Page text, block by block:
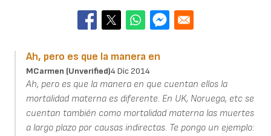
Ah, pero es que la manera en
MCarmen (unverified)4 Dic 2014
Ah, pero es que la manera en que cuentan ellos la
mortalidad materna es diferente. En UK, Noruega, etc se
cuentan también como mortalidad materna las muertes
a largo plazo por causas indirectas. Te pongo un ejemplo: